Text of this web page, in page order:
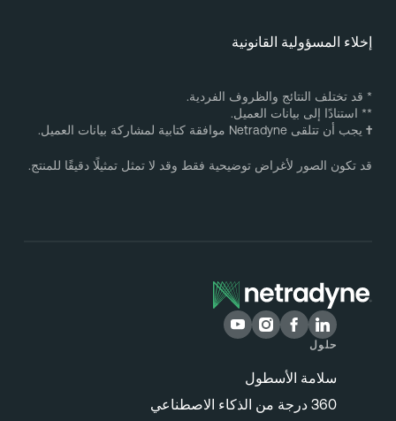
المسؤولية القانونية
قد تختلف النتائج والظروف الفردية.
استنادًا إلى بيانات العميل.
يجب أن تتلقى Netradyne موافقة كتابية لمشاركة بيانات العميل.
تكون الصور لأغراض توضيحية فقط وقد لا تمثل تمثيلًا دقيقًا للمنتج.
سلامة الأسطول